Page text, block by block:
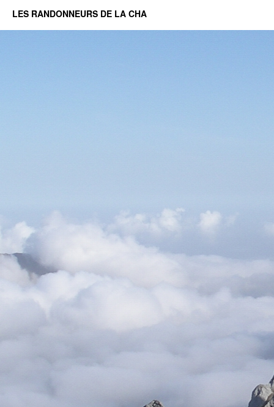
LES RANDONNEURS DE LA CHA